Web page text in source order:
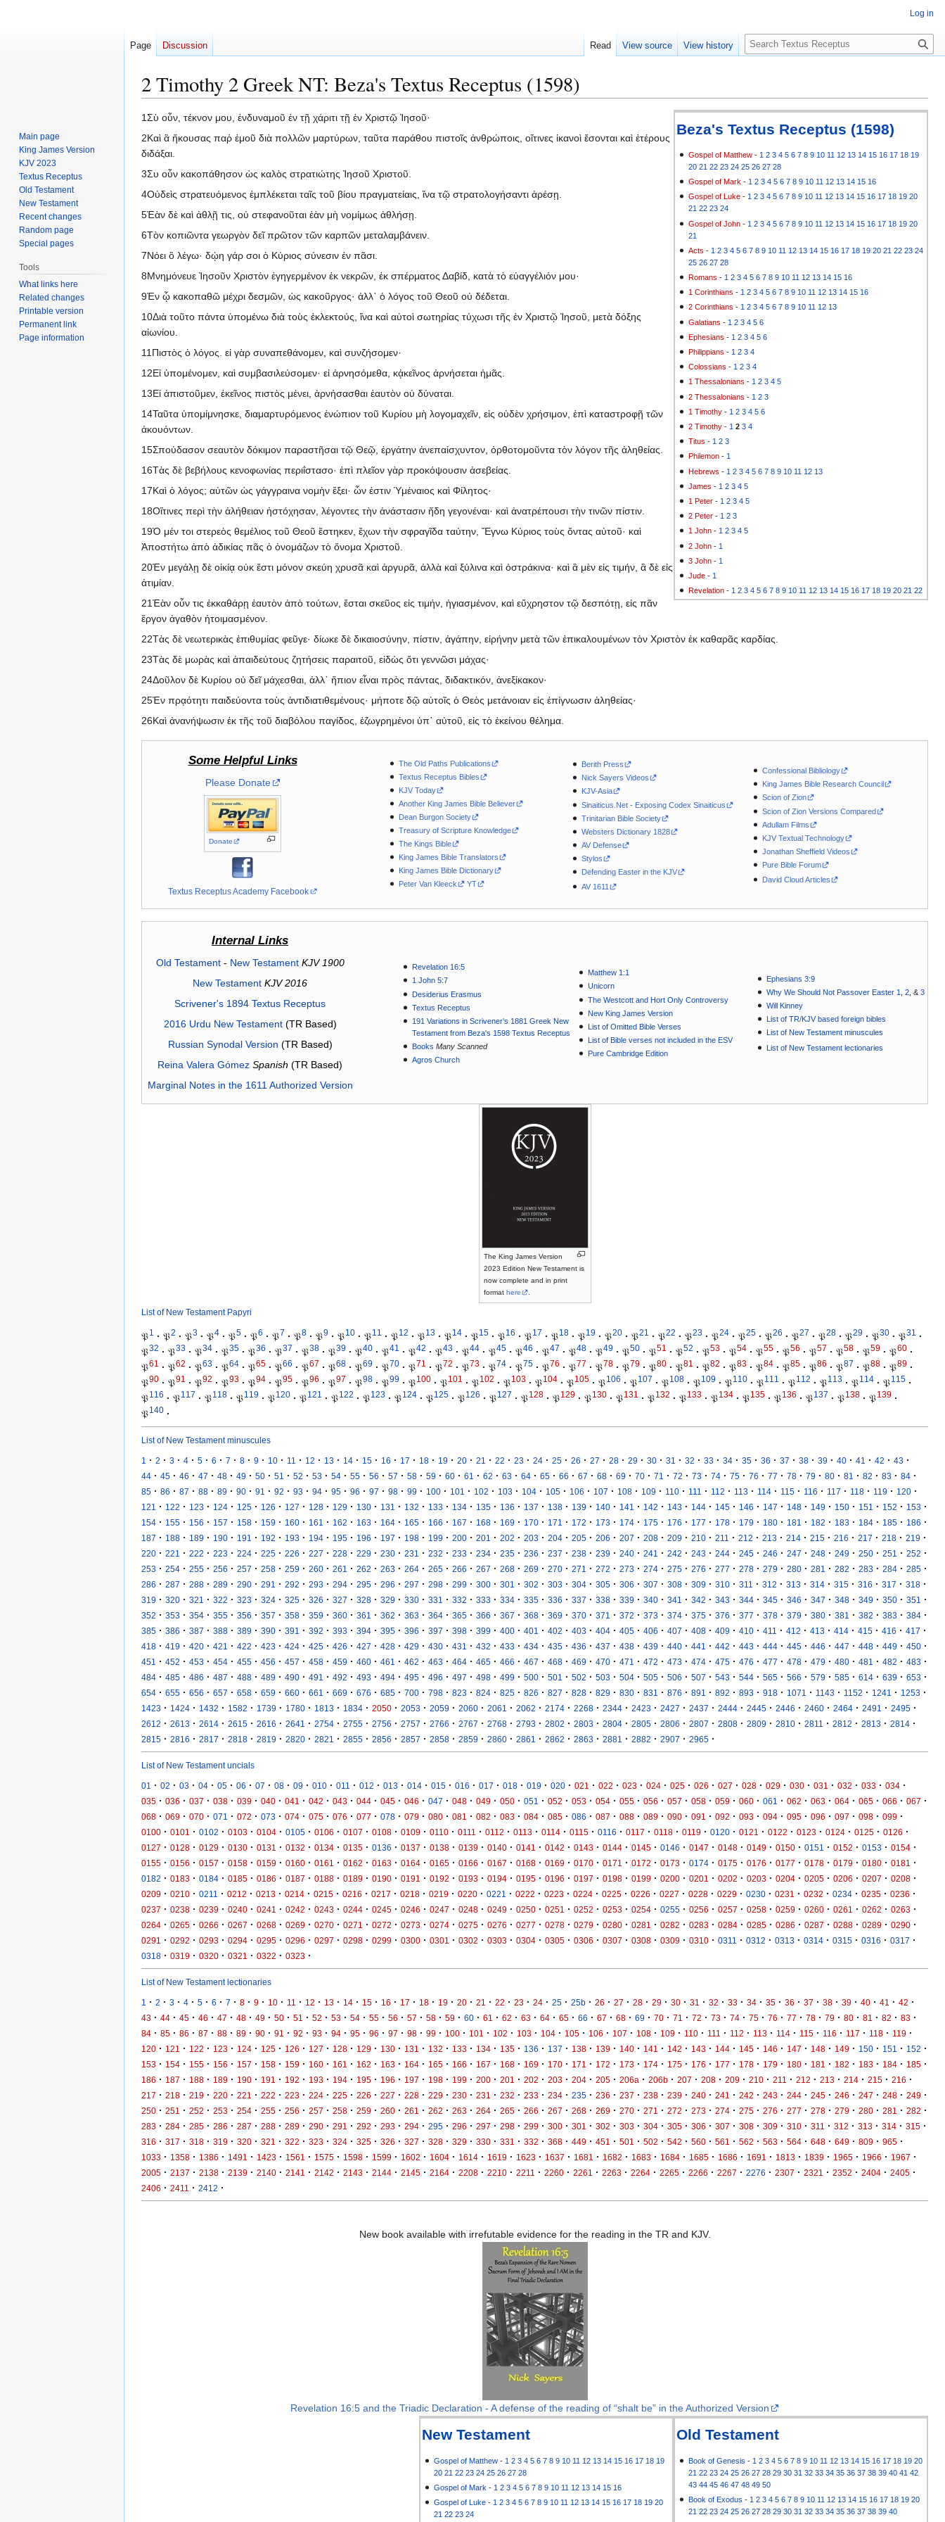
2 Timothy 2 Greek NT: Beza's Textus Receptus (1598)
Jump
to
navigation
Jump
to
search
Beza's Textus Receptus (1598)
Gospel of Matthew - 1 2 3 4 5 6 7 8 9 10 11 12 13 14 15 16 17 18 19
20 21 22 23 24 25 26 27 28
Gospel of Mark - 1 2 3 4 5 6 7 8 9 10 11 12 13 14 15 16
Gospel of Luke -1 2 3 4 5 6 7 8 9 10 11 12 13 14 15 16 17 18 19 20
21 22 23 24
Gospel of John - 1 2 3 4 5 6 7 8 9 10 11 12 13 14 15 16 17 18 19 20
21
Acts - 1 2 3 4 5 6 7 8 9 10 11 12 13 14 15 16 17 18 19 20 21 22 23 24
25 26 27 28
Romans - 1 2 3 4 5 6 7 8 9 10 11 12 13 14 15 16
1 Corinthians - 1 2 3 4 5 6 7 8 9 10 11 12 13 14 15 16
2 Corinthians -1 2 3 4 5 6 7 8 9 10 11 12 13
Galatians - 1 2 3 4 5 6
Ephesians - 1 2 3 4 5 6
Philippians - 1 2 3 4
Colossians - 1 2 3 4
1 Thessalonians -1 2 3 4 5
2 Thessalonians - 1 2 3
1 Timothy - 1 2 3 4 5 6
2 Timothy - 1 2 3 4
Titus - 1 2 3
Philemon -1
Hebrews - 1 2 3 4 5 6 7 8 9 10 11 12 13
James - 1 2 3 4 5
1 Peter - 1 2 3 4 5
2 Peter - 1 2 3
1 John -1 2 3 4 5
2 John - 1
3 John - 1
Jude - 1
Revelation - 1 2 3 4 5 6 7 8 9 10 11 12 13 14 15 16 17 18 19 20 21 22
1Σὺ οὖν, τέκνον μου, ἐνδυναμοῦ ἐν τῇ χάριτι τῇ ἐν Χριστῷ Ἰησοῦ·
2Καὶ ἃ ἤκουσας παῤ ἐμοῦ διὰ πολλῶν μαρτύρων, ταῦτα παράθου πιστοῖς ἀνθρώποις, οἵτινες ἱκανοὶ ἔσονται καὶ ἑτέρους
διδάξαι.
3Συ οὖν κακοπάθησον ὡς καλὸς στρατιώτης Ἰησοῦ Χριστοῦ.
4Οὐδεὶς στρατευόμενος ἐμπλέκεται ταῖς τοῦ βίου πραγματείαις, ἵνα τῷ στρατολογήσαντι ἀρέσῃ.
5Ἐὰν δὲ καὶ ἀθλῇ τις, οὐ στεφανοῦται ἐὰν μὴ νομίμως ἀθλήσῃ.
6Τὸν κοπιῶντα γεωργὸν δεῖ πρῶτον τῶν καρπῶν μεταλαμβάνειν.
7Νόει ὃ λέγω· δῴη γάρ σοι ὁ Κύριος σύνεσιν ἐν πᾶσι.
8Μνημόνευε Ἰησοῦν Χριστὸν ἐγηγερμένον ἐκ νεκρῶν, ἐκ σπέρματος Δαβίδ, κατὰ τὸ εὐαγγέλιόν μου·
9Ἐν ᾧ κακοπαθῶ μέχρι δεσμῶν, ὡς κακοῦργος· ἀλλ᾽ ὁ λόγος τοῦ Θεοῦ οὐ δέδεται.
10Διὰ τοῦτο πάντα ὑπομένω διὰ τοὺς ἐκλεκτούς, ἵνα καὶ αὐτοὶ σωτηρίας τύχωσι τῆς ἐν Χριστῷ Ἰησοῦ, μετὰ δόξης
αἰωνίου.
11Πιστὸς ὁ λόγος. εἰ γὰρ συναπεθάνομεν, καὶ συνζήσομεν·
12Εἰ ὑπομένομεν, καὶ συμβασιλεύσομεν· εἰ ἀρνησόμεθα, κᾀκεῖνος ἀρνήσεται ἡμᾶς.
13Εἰ ἀπιστοῦμεν, ἐκεῖνος πιστὸς μένει, ἀρνήσασθαι ἑαυτὸν οὐ δύναται.
14Ταῦτα ὑπομίμνησκε, διαμαρτυρόμενος ἐνώπιον τοῦ Κυρίου μὴ λογομαχεῖν, εἰς οὐδὲν χρήσιμον, ἐπὶ καταστροφῇ τῶν
ἀκουόντων.
15Σπούδασον σεαυτὸν δόκιμον παραστῆσαι τῷ Θεῷ, ἐργάτην ἀνεπαίσχυντον, ὀρθοτομοῦντα τὸν λόγον τῆς ἀληθείας.
16Τὰς δὲ βεβήλους κενοφωνίας περιΐστασο· ἐπὶ πλεῖον γὰρ προκόψουσιν ἀσεβείας.
17Καὶ ὁ λόγος; αὐτῶν ὡς γάγγραινα νομὴν ἕξει· ὧν ἐστιν Ὑμέναιος καὶ Φίλητος·
18Οἵτινες περὶ τὴν ἀλήθειαν ἠστόχησαν, λέγοντες τὴν ἀνάστασιν ἤδη γεγονέναι· καὶ ἀνατρέπουσι τὴν τινῶν πίστιν.
19Ὁ μέν τοι στερεὸς θεμέλιος τοῦ Θεοῦ ἕστηκεν, ἔχων τὴν σφραγῖδα ταύτην, Ἔγνω Κύριος τοὺς ὄντας αὐτοῦ· καὶ
Ἀποστήτω ἀπὸ ἀδικίας πᾶς ὁ ὀνομάζων τὸ ὄνομα Χριστοῦ.
20Ἐν μεγάλῃ δὲ οἰκίᾳ οὐκ ἔστι μόνον σκεύη χρυσᾶ καὶ ἀργυρᾶ, ἀλλὰ καὶ ξύλινα καὶ ὀστράκινα· καὶ ἃ μὲν εἰς τιμήν, ἃ δὲ εἰς
ἀτιμίαν.
21Ἐὰν οὖν τις ἐκκαθάρῃ ἑαυτὸν ἀπὸ τούτων, ἔσται σκεῦος εἰς τιμήν, ἡγιασμένον, καὶ εὔχρηστον τῷ δεσπότῃ, εἰς πᾶν
ἔργον ἀγαθὸν ἡτοιμασμένον.
22Τὰς δὲ νεωτερικὰς ἐπιθυμίας φεῦγε· δίωκε δὲ δικαιοσύνην, πίστιν, ἀγάπην, εἰρήνην μετὰ τῶν ἐπικαλουμένων τὸν Χριστὸν ἐκ καθαρᾶς καρδίας.
23Τὰς δὲ μωρὰς καὶ ἀπαιδεύτους ζητήσεις παραιτοῦ, εἰδὼς ὅτι γεννῶσι μάχας·
24Δοῦλον δὲ Κυρίου οὐ δεῖ μάχεσθαι, ἀλλ᾽ ἤπιον εἶναι πρὸς πάντας, διδακτικόν, ἀνεξίκακον·
25Ἐν πρᾳότητι παιδεύοντα τοὺς ἀντιδιατιθεμένους· μήποτε δῷ αὐτοῖς ὁ Θεὸς μετάνοιαν εἰς ἐπίγνωσιν ἀληθείας·
26Καὶ ἀνανήψωσιν ἐκ τῆς τοῦ διαβόλου παγίδος, ἐζωγρημένοι ὑπ᾽ αὐτοῦ, εἰς τὸ ἐκείνου θέλημα.
Some Helpful Links
Please Donate
Donate
Textus Receptus Academy Facebook
The Old Paths Publications
Textus Receptus Bibles
KJV Today
Another King James Bible Believer
Dean Burgon Society
Treasury of Scripture Knowledge
The Kings Bible
King James Bible Translators
King James Bible Dictionary
Peter Van Kleeck
YT
Berith Press
Nick Sayers Videos
KJV-Asia
Sinaiticus.Net - Exposing Codex Sinaiticus
Trinitarian Bible Society
Websters Dictionary 1828
AV Defense
Stylos
Defending Easter in the KJV
AV 1611
Confessional Bibliology
King James Bible Research Council
Scion of Zion
Scion of Zion Versions Compared
Adullam Films
KJV Textual Technology
Jonathan Sheffield Videos
Pure Bible Forum
David Cloud Articles
Internal Links
Old Testament- New Testament KJV 1900
New Testament KJV 2016
Scrivener's 1894 Textus Receptus
2016 Urdu New Testament(TR Based)
Russian Synodal Version (TR Based)
Reina Valera Gómez Spanish (TR Based)
Marginal Notes in the 1611 Authorized Version
Revelation 16:5
1 John 5:7
Desiderius Erasmus
Textus Receptus
191 Variations in Scrivener’s 1881 Greek New
Testament from Beza's 1598 Textus Receptus
Books Many Scanned
Agros Church
Matthew 1:1
Unicorn
The Westcott and Hort Only Controversy
New King James Version
List of Omitted Bible Verses
List of Bible verses not included in the ESV
Pure Cambridge Edition
Ephesians 3:9
Why We Should Not Passover Easter 1
,2 , &3
Will Kinney
List of TR/KJV based foreign bibles
List of New Testament minuscules
List of New Testament lectionaries
The King James Version
2023 Edition New Testament is
now complete and in print
format here .
List of New Testament Papyri
𝔓1 · 𝔓2 · 𝔓3 · 𝔓4 · 𝔓5 · 𝔓6 · 𝔓7 · 𝔓8 · 𝔓9 · 𝔓10 · 𝔓11 · 𝔓12 · 𝔓13 · 𝔓14 · 𝔓15 · 𝔓16 · 𝔓17 · 𝔓18 · 𝔓19 · 𝔓20 · 𝔓21 · 𝔓22 · 𝔓23 · 𝔓24 · 𝔓25 · 𝔓26 · 𝔓27 · 𝔓28 · 𝔓29 · 𝔓30 · 𝔓31
·
𝔓32 · 𝔓33 · 𝔓34 · 𝔓35 · 𝔓36 · 𝔓37 · 𝔓38 · 𝔓39 · 𝔓40 · 𝔓41 · 𝔓42 · 𝔓43 · 𝔓44 · 𝔓45 · 𝔓46 · 𝔓47 · 𝔓48 · 𝔓49 · 𝔓50 · 𝔓51 · 𝔓52 · 𝔓53 · 𝔓54 · 𝔓55 · 𝔓56 · 𝔓57 · 𝔓58 · 𝔓59 · 𝔓60 ·
𝔓61 · 𝔓62 · 𝔓63 · 𝔓64 · 𝔓65 · 𝔓66 · 𝔓67 · 𝔓68 · 𝔓69 · 𝔓70 · 𝔓71 · 𝔓72 · 𝔓73 · 𝔓74 · 𝔓75 · 𝔓76 · 𝔓77 · 𝔓78 · 𝔓79 · 𝔓80 · 𝔓81 · 𝔓82 · 𝔓83 · 𝔓84 · 𝔓85 · 𝔓86 · 𝔓87 · 𝔓88 · 𝔓89 ·
𝔓90 · 𝔓91 · 𝔓92 · 𝔓93 · 𝔓94 · 𝔓95 · 𝔓96 · 𝔓97 · 𝔓98 · 𝔓99 · 𝔓100 · 𝔓101 · 𝔓102 · 𝔓103 · 𝔓104 · 𝔓105 · 𝔓106 · 𝔓107 · 𝔓108 · 𝔓109 · 𝔓110 · 𝔓111 · 𝔓112 · 𝔓113 · 𝔓114 · 𝔓115 ·
𝔓116 · 𝔓117 · 𝔓118 · 𝔓119 · 𝔓120 · 𝔓121 · 𝔓122 · 𝔓123 · 𝔓124 · 𝔓125 · 𝔓126 · 𝔓127 · 𝔓128 · 𝔓129 · 𝔓130 · 𝔓131 · 𝔓132 · 𝔓133 · 𝔓134 · 𝔓135 · 𝔓136 · 𝔓137 · 𝔓138 · 𝔓139 ·
𝔓140 ·
List of New Testament minuscules
1 · 2 · 3 · 4 · 5 · 6 · 7 · 8 · 9 · 10 · 11 · 12 · 13 · 14 · 15 · 16 · 17 · 18 · 19 · 20 · 21 · 22 · 23 · 24 · 25 · 26 · 27 · 28 · 29 · 30 · 31 · 32 · 33 · 34 · 35 · 36 · 37 · 38 · 39 · 40 · 41 · 42 · 43 ·
44 · 45 · 46 · 47 · 48 · 49 · 50 · 51 · 52 · 53 · 54 · 55 · 56 · 57 · 58 · 59 · 60 · 61 · 62 · 63 · 64 · 65 · 66 · 67 · 68 · 69 · 70 · 71 · 72 · 73 · 74 · 75 · 76 · 77 · 78 · 79 · 80 · 81 · 82 · 83 · 84 ·
85 · 86 · 87 · 88 · 89 · 90 · 91 · 92 · 93 · 94 · 95 · 96 · 97 · 98 · 99 · 100 · 101 · 102 · 103 · 104 · 105 · 106 · 107 · 108 · 109 · 110 · 111 · 112 · 113 · 114 · 115 · 116 · 117 · 118 · 119 · 120 ·
121 · 122 · 123 · 124 · 125 · 126 · 127 · 128 · 129 · 130 · 131 · 132 · 133 · 134 · 135 · 136 · 137 · 138 · 139 · 140 · 141 · 142 · 143 · 144 · 145 · 146 · 147 · 148 · 149 · 150 · 151 · 152 · 153 ·
154 · 155 · 156 · 157 · 158 · 159 · 160 · 161 · 162 · 163 · 164 · 165 · 166 · 167 · 168 · 169 · 170 · 171 · 172 · 173 · 174 · 175 · 176 · 177 · 178 · 179 · 180 · 181 · 182 · 183 · 184 · 185 · 186 ·
187 · 188 · 189 · 190 · 191 · 192 · 193 · 194 · 195 · 196 · 197 · 198 · 199 · 200 · 201 · 202 · 203 · 204 · 205 · 206 · 207 · 208 · 209 · 210 · 211 · 212 · 213 · 214 · 215 · 216 · 217 · 218 · 219 ·
220 · 221 · 222 · 223 · 224 · 225 · 226 · 227 · 228 · 229 · 230 · 231 · 232 · 233 · 234 · 235 · 236 · 237 · 238 · 239 · 240 · 241 · 242 · 243 · 244 · 245 · 246 · 247 · 248 · 249 · 250 · 251 · 252 ·
253 · 254 · 255 · 256 · 257 · 258 · 259 · 260 · 261 · 262 · 263 · 264 · 265 · 266 · 267 · 268 · 269 · 270 · 271 · 272 · 273 · 274 · 275 · 276 · 277 · 278 · 279 · 280 · 281 · 282 · 283 · 284 · 285 ·
286 · 287 · 288 · 289 · 290 · 291 · 292 · 293 · 294 · 295 · 296 · 297 · 298 · 299 · 300 · 301 · 302 · 303 · 304 · 305 · 306 · 307 · 308 · 309 · 310 · 311 · 312 · 313 · 314 · 315 · 316 · 317 · 318 ·
319 · 320 · 321 · 322 · 323 · 324 · 325 · 326 · 327 · 328 · 329 · 330 · 331 · 332 · 333 · 334 · 335 · 336 · 337 · 338 · 339 · 340 · 341 · 342 · 343 · 344 · 345 · 346 · 347 · 348 · 349 · 350 · 351 ·
352 · 353 · 354 · 355 · 356 · 357 · 358 · 359 · 360 · 361 · 362 · 363 · 364 · 365 · 366 · 367 · 368 · 369 · 370 · 371 · 372 · 373 · 374 · 375 · 376 · 377 · 378 · 379 · 380 · 381 · 382 · 383 · 384 ·
385 · 386 · 387 · 388 · 389 · 390 · 391 · 392 · 393 · 394 · 395 · 396 · 397 · 398 · 399 · 400 · 401 · 402 · 403 · 404 · 405 · 406 · 407 · 408 · 409 · 410 · 411 · 412 · 413 · 414 · 415 · 416 · 417 ·
418 · 419 · 420 · 421 · 422 · 423 · 424 · 425 · 426 · 427 · 428 · 429 · 430 · 431 · 432 · 433 · 434 · 435 · 436 · 437 · 438 · 439 · 440 · 441 · 442 · 443 · 444 · 445 · 446 · 447 · 448 · 449 · 450 ·
451 · 452 · 453 · 454 · 455 · 456 · 457 · 458 · 459 · 460 · 461 · 462 · 463 · 464 · 465 · 466 · 467 · 468 · 469 · 470 · 471 · 472 · 473 · 474 · 475 · 476 · 477 · 478 · 479 · 480 · 481 · 482 · 483 ·
484 · 485 · 486 · 487 · 488 · 489 · 490 · 491 · 492 · 493 · 494 · 495 · 496 · 497 · 498 · 499 · 500 · 501 · 502 · 503 · 504 · 505 · 506 · 507 · 543 · 544 · 565 · 566 · 579 · 585 · 614 · 639 · 653 ·
654 · 655 · 656 · 657 · 658 · 659 · 660 · 661 · 669 · 676 · 685 · 700 · 798 · 823 · 824 · 825 · 826 · 827 · 828 · 829 · 830 · 831 · 876 · 891 · 892 · 893 · 918 · 1071 · 1143 · 1152 · 1241 · 1253 ·
1423 · 1424 · 1432 · 1582 · 1739 · 1780 · 1813 · 1834 · 2050 · 2053 · 2059 · 2060 · 2061 · 2062 · 2174 · 2268 · 2344 · 2423 · 2427 · 2437 · 2444 · 2445 · 2446 · 2460 · 2464 · 2491 · 2495 ·
2612 · 2613 · 2614 · 2615 · 2616 · 2641 · 2754 · 2755 · 2756 · 2757 · 2766 · 2767 · 2768 · 2793 · 2802 · 2803 · 2804 · 2805 · 2806 · 2807 · 2808 · 2809 · 2810 · 2811 · 2812 · 2813 · 2814 ·
2815 · 2816 · 2817 · 2818 · 2819 · 2820 · 2821 · 2855 · 2856 · 2857 · 2858 · 2859 · 2860 · 2861 · 2862 · 2863 · 2881 · 2882 · 2907 · 2965 ·
List of New Testament uncials
01 · 02 · 03 · 04 · 05 · 06 · 07 · 08 · 09 · 010 · 011 · 012 · 013 · 014 · 015 · 016 · 017 · 018 · 019 · 020 · 021 · 022 · 023 · 024 · 025 · 026 · 027 · 028 · 029 · 030 · 031 · 032 · 033 · 034 ·
035 · 036 · 037 · 038 · 039 · 040 · 041 · 042 · 043 · 044 · 045 · 046 · 047 · 048 · 049 · 050 · 051 · 052 · 053 · 054 · 055 · 056 · 057 · 058 · 059 · 060 · 061 · 062 · 063 · 064 · 065 · 066 · 067 ·
068 · 069 · 070 · 071 · 072 · 073 · 074 · 075 · 076 · 077 · 078 · 079 · 080 · 081 · 082 · 083 · 084 · 085 · 086 · 087 · 088 · 089 · 090 · 091 · 092 · 093 · 094 · 095 · 096 · 097 · 098 · 099 ·
0100 · 0101 · 0102 · 0103 · 0104 · 0105 · 0106 · 0107 · 0108 · 0109 · 0110 · 0111 · 0112 · 0113 · 0114 · 0115 · 0116 · 0117 · 0118 · 0119 · 0120 · 0121 · 0122 · 0123 · 0124 · 0125 · 0126 ·
0127 · 0128 · 0129 · 0130 · 0131 · 0132 · 0134 · 0135 · 0136 · 0137 · 0138 · 0139 · 0140 · 0141 · 0142 · 0143 · 0144 · 0145 · 0146 · 0147 · 0148 · 0149 · 0150 · 0151 · 0152 · 0153 · 0154 ·
0155 · 0156 · 0157 · 0158 · 0159 · 0160 · 0161 · 0162 · 0163 · 0164 · 0165 · 0166 · 0167 · 0168 · 0169 · 0170 · 0171 · 0172 · 0173 · 0174 · 0175 · 0176 · 0177 · 0178 · 0179 · 0180 · 0181 ·
0182 · 0183 · 0184 · 0185 · 0186 · 0187 · 0188 · 0189 · 0190 · 0191 · 0192 · 0193 · 0194 · 0195 · 0196 · 0197 · 0198 · 0199 · 0200 · 0201 · 0202 · 0203 · 0204 · 0205 · 0206 · 0207 · 0208 ·
0209 · 0210 · 0211 · 0212 · 0213 · 0214 · 0215 · 0216 · 0217 · 0218 · 0219 · 0220 · 0221 · 0222 · 0223 · 0224 · 0225 · 0226 · 0227 · 0228 · 0229 · 0230 · 0231 · 0232 · 0234 · 0235 · 0236 ·
0237 · 0238 · 0239 · 0240 · 0241 · 0242 · 0243 · 0244 · 0245 · 0246 · 0247 · 0248 · 0249 · 0250 · 0251 · 0252 · 0253 · 0254 · 0255 · 0256 · 0257 · 0258 · 0259 · 0260 · 0261 · 0262 · 0263 ·
0264 · 0265 · 0266 · 0267 · 0268 · 0269 · 0270 · 0271 · 0272 · 0273 · 0274 · 0275 · 0276 · 0277 · 0278 · 0279 · 0280 · 0281 · 0282 · 0283 · 0284 · 0285 · 0286 · 0287 · 0288 · 0289 · 0290 ·
0291 · 0292 · 0293 · 0294 · 0295 · 0296 · 0297 · 0298 · 0299 · 0300 · 0301 · 0302 · 0303 · 0304 · 0305 · 0306 · 0307 · 0308 · 0309 · 0310 · 0311 · 0312 · 0313 · 0314 · 0315 · 0316 · 0317 ·
0318 · 0319 · 0320 · 0321 · 0322 · 0323 ·
List of New Testament lectionaries
1 · 2 · 3 · 4 · 5 · 6 · 7 · 8 · 9 · 10 · 11 · 12 · 13 · 14 · 15 · 16 · 17 · 18 · 19 · 20 · 21 · 22 · 23 · 24 · 25 · 25b · 26 · 27 · 28 · 29 · 30 · 31 · 32 · 33 · 34 · 35 · 36 · 37 · 38 · 39 · 40 · 41 · 42 ·
43 · 44 · 45 · 46 · 47 · 48 · 49 · 50 · 51 · 52 · 53 · 54 · 55 · 56 · 57 · 58 · 59 · 60 · 61 · 62 · 63 · 64 · 65 · 66 · 67 · 68 · 69 · 70 · 71 · 72 · 73 · 74 · 75 · 76 · 77 · 78 · 79 · 80 · 81 · 82 · 83 ·
84 · 85 · 86 · 87 · 88 · 89 · 90 · 91 · 92 · 93 · 94 · 95 · 96 · 97 · 98 · 99 · 100 · 101 · 102 · 103 · 104 · 105 · 106 · 107 · 108 · 109 · 110 · 111 · 112 · 113 · 114 · 115 · 116 · 117 · 118 · 119 ·
120 · 121 · 122 · 123 · 124 · 125 · 126 · 127 · 128 · 129 · 130 · 131 · 132 · 133 · 134 · 135 · 136 · 137 · 138 · 139 · 140 · 141 · 142 · 143 · 144 · 145 · 146 · 147 · 148 · 149 · 150 · 151 · 152 ·
153 · 154 · 155 · 156 · 157 · 158 · 159 · 160 · 161 · 162 · 163 · 164 · 165 · 166 · 167 · 168 · 169 · 170 · 171 · 172 · 173 · 174 · 175 · 176 · 177 · 178 · 179 · 180 · 181 · 182 · 183 · 184 · 185 ·
186 · 187 · 188 · 189 · 190 · 191 · 192 · 193 · 194 · 195 · 196 · 197 · 198 · 199 · 200 · 201 · 202 · 203 · 204 · 205 · 206a · 206b · 207 · 208 · 209 · 210 · 211 · 212 · 213 · 214 · 215 · 216 ·
217 · 218 · 219 · 220 · 221 · 222 · 223 · 224 · 225 · 226 · 227 · 228 · 229 · 230 · 231 · 232 · 233 · 234 · 235 · 236 · 237 · 238 · 239 · 240 · 241 · 242 · 243 · 244 · 245 · 246 · 247 · 248 · 249 ·
250 · 251 · 252 · 253 · 254 · 255 · 256 · 257 · 258 · 259 · 260 · 261 · 262 · 263 · 264 · 265 · 266 · 267 · 268 · 269 · 270 · 271 · 272 · 273 · 274 · 275 · 276 · 277 · 278 · 279 · 280 · 281 · 282 ·
283 · 284 · 285 · 286 · 287 · 288 · 289 · 290 · 291 · 292 · 293 · 294 · 295 · 296 · 297 · 298 · 299 · 300 · 301 · 302 · 303 · 304 · 305 · 306 · 307 · 308 · 309 · 310 · 311 · 312 · 313 · 314 · 315 ·
316 · 317 · 318 · 319 · 320 · 321 · 322 · 323 · 324 · 325 · 326 · 327 · 328 · 329 · 330 · 331 · 332 · 368 · 449 · 451 · 501 · 502 · 542 · 560 · 561 · 562 · 563 · 564 · 648 · 649 · 809 · 965 ·
1033 · 1358 · 1386 · 1491 · 1423 · 1561 · 1575 · 1598 · 1599 · 1602 · 1604 · 1614 · 1619 · 1623 · 1637 · 1681 · 1682 · 1683 · 1684 · 1685 · 1686 · 1691 · 1813 · 1839 · 1965 · 1966 · 1967 ·
2005 · 2137 · 2138 · 2139 · 2140 · 2141 · 2142 · 2143 · 2144 · 2145 · 2164 · 2208 · 2210 · 2211 · 2260 · 2261 · 2263 · 2264 · 2265 · 2266 · 2267 · 2276 · 2307 · 2321 · 2352 · 2404 · 2405 ·
2406 · 2411 · 2412 ·
New book available with irrefutable evidence for the reading in the TR and KJV.
Revelation 16:5 and the Triadic Declaration - A defense of the reading of “shalt be” in the Authorized Version
Old Testament
Book of Genesis - 1 2 3 4 5 6 7 8 9 10 11 12 13 14 15 16 17 18 19 20
21 22 23 24 25 26 27 28 29 30 31 32 33 34 35 36 37 38 39 40 41 42
43 44 45 46 47 48 49 50
Book of Exodus - 1 2 3 4 5 6 7 8 9 10 11 12 13 14 15 16 17 18 19 20
21 22 23 24 25 26 27 28 29 30 31 32 33 34 35 36 37 38 39 40
New Testament
Gospel of Matthew - 1 2 3 4 5 6 7 8 9 10 11 12 13 14 15 16 17 18 19
20 21 22 23 24 25 26 27 28
Gospel of Mark - 1 2 3 4 5 6 7 8 9 10 11 12 13 14 15 16
Gospel of Luke - 1 2 3 4 5 6 7 8 9 10 11 12 13 14 15 16 17 18 19 20
21 22 23 24
Log in
Page Discussion Read View source View history
S
e
c
Main page
King James Version
KJV 2023
Textus Receptus
Old Testament
New Testament
Recent changes
Random page
Special pages
Tools
What links here
Related changes
Printable version
Permanent link
Page information